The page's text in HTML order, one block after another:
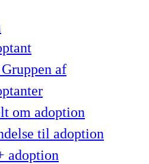
af
om adoption
til adoption
adoption